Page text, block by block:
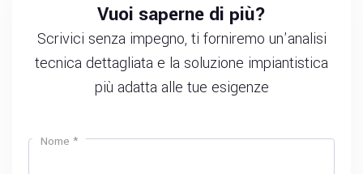
Vuoi saperne di più?
Scrivici senza impegno, ti forniremo un'analisi
tecnica dettagliata e la soluzione impiantistica
più adatta alle tue esigenze
Nome *